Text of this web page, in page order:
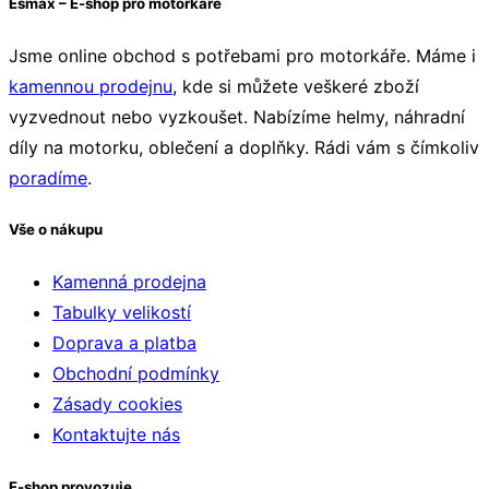
Jsme online obchod s potřebami pro motorkáře. Máme i
kamennou prodejnu, kde si můžete veškeré zboží
vyzvednout nebo vyzkoušet. Nabízíme helmy, náhradní
díly na motorku, oblečení a doplňky. Rádi vám s čímkoliv
poradíme.
Vše o nákupu
Kamenná prodejna
Tabulky velikostí
Doprava a platba
Obchodní podmínky
Zásady cookies
Kontaktujte nás